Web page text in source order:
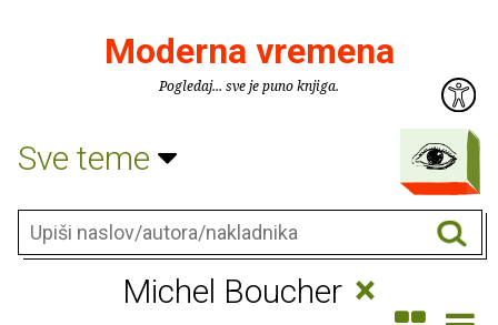
Moderna vremena
Pogledaj... sve je puno knjiga.
Sve teme
Michel Boucher ×